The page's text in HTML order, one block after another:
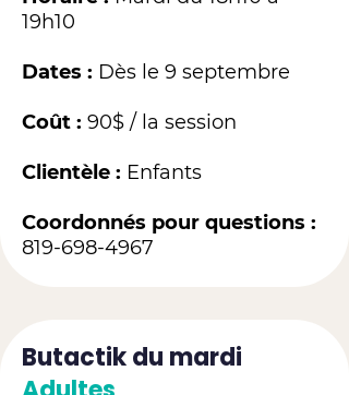
19h10
Dates : Dès le 9 septembre
Coût : 90$ / la session
Clientèle : Enfants
Coordonnés pour questions :
819-698-4967
Butactik du mardi